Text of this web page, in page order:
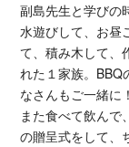
副島先生と学びの
水遊びして、お昼
て、積み木して、
れた１家族。BBQ
なさんもご一緒に
また食べて飲んで
の贈呈式をして、